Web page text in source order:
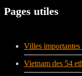
Pages utiles
Villes
Vietnam des 54